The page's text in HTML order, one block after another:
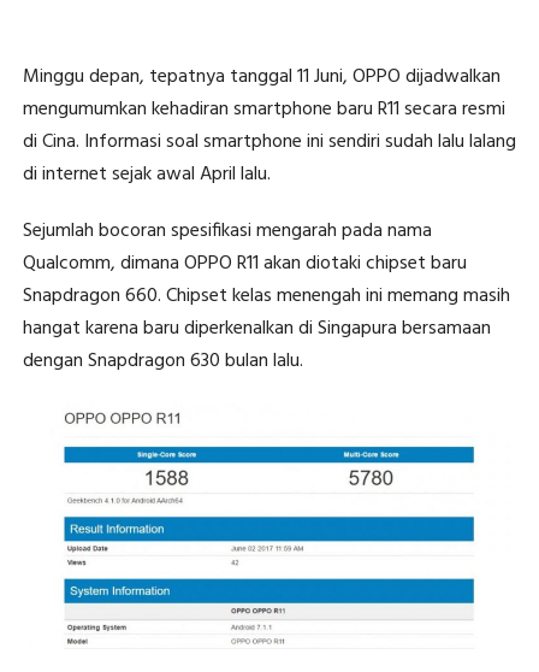
Minggu depan, tepatnya tanggal 11 Juni, OPPO dijadwalkan
mengumumkan kehadiran smartphone baru R11 secara resmi
di Cina. Informasi soal smartphone ini sendiri sudah lalu lalang
di internet sejak awal April lalu.
Sejumlah bocoran spesifikasi mengarah pada nama
Qualcomm, dimana OPPO R11 akan diotaki chipset baru
Snapdragon 660. Chipset kelas menengah ini memang masih
hangat karena baru diperkenalkan di Singapura bersamaan
dengan Snapdragon 630 bulan lalu.